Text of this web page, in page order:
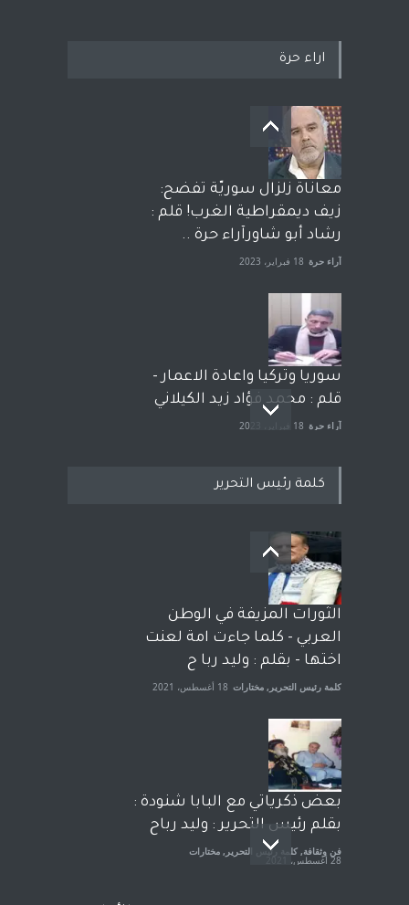
اراء حرة
معاناة زلزال سوريّة تفضح:
زيف ديمقراطية الغرب! قلم :
رشاد أبو شاورآراء حرة ..
آراء حرة 18 فبراير، 2023
سوريا وتركيا واعادة الاعمار -
قلم : محمد فؤاد زيد الكيلاني
آراء حرة 18 فبراير، 2023
بعد معارك قضائية طاحنة كتب
وترافع فيها بنفسه مرة اخرى..
الشيخ طارق يوسف يقهر
الحكومة الأمريكية ، فأعطوه
الجنسية عن يد وهم صاغرون،
آراء حرة مختارات 7 أبريل، 2023
كلمة رئيس التحرير
الثورات المزيفة في الوطن
العربي - كلما جاءت امة لعنت
اختها - بقلم : وليد ربا ح
كلمة رئيس التحرير , مختارات 18 أغسطس، 2021
بعض ذكرياتي مع البابا شنودة :
بقلم رئيس التحرير : وليد رباح
فن وثقافة, كلمة رئيس التحرير , مختارات
28 أغسطس، 2021